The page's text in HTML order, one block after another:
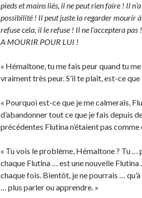
pieds et mains liés, il ne peut rien faire ! Il
possibilité ! Il peut juste la regarder mourir
refuse cela, il le refuse ! Il ne l’acceptera pas
A MOURIR POUR LUI !
« Hémaltone, tu me fais peur quand tu
vraiment très peur. S’il te plaît, est-ce
« Pourquoi est-ce que je me calmerais,
d’abandonner tout ce que je fais depuis
précédentes Flutina n’étaient pas comme
« Tu vois le problème, Hémaltone ? Tu …
chaque Flutina … est une nouvelle
chaque fois. Bientôt, je ne pourrais …
… plus parler ou apprendre. »